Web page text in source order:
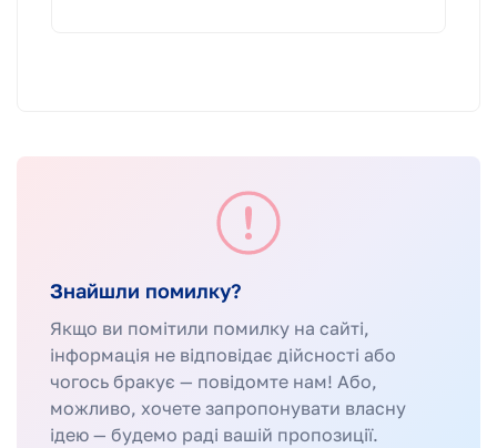
Знайшли помилку?
Якщо ви помітили помилку на сайті,
інформація не відповідає дійсності або
чогось бракує — повідомте нам! Або,
можливо, хочете запропонувати власну
ідею — будемо раді вашій пропозиції.